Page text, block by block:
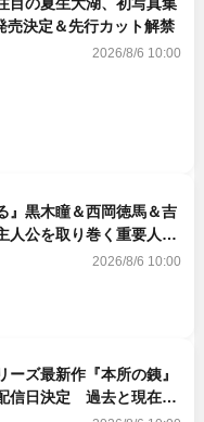
決定＆先行カット解禁
2026/8/6 10:00
』黒木瞳＆西岡徳馬＆吉
公を取り巻く重要人物
2026/8/6 10:00
ーズ最新作『本所の銕』
信日決定 過去と現在が